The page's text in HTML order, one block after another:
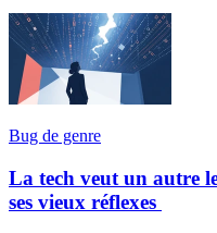
Bug de genre
La tech veut un autre
ses vieux réflexes